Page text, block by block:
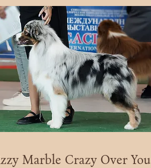
Marble Crazy Over You